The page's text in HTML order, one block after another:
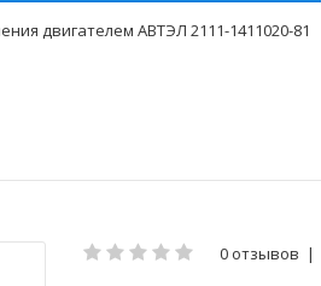
двигателем АВТЭЛ 2111-1411020-81
0 отзывов |